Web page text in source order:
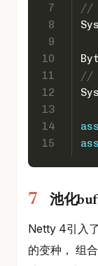
7
8
9
10
11
12
13
14
15
//
//
池化
Netty 4引入
的变种， 组